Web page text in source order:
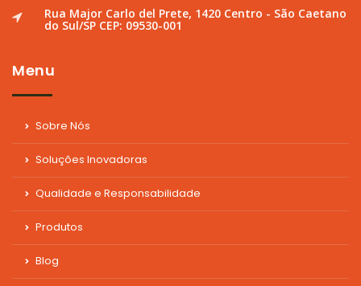
Rua Major Carlo del Prete, 1420 Centro - São Caetano
do Sul/SP CEP: 09530-001
Menu
Sobre Nós
Soluções Inovadoras
Qualidade e Responsabilidade
Produtos
Blog